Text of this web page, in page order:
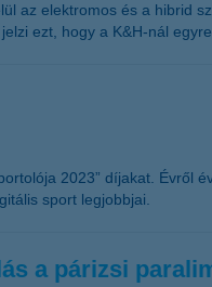
az elektromos és a hibrid
ezt, hogy a K&H-nál
2023” díjakat.
sport legjobbjai.
a párizsi